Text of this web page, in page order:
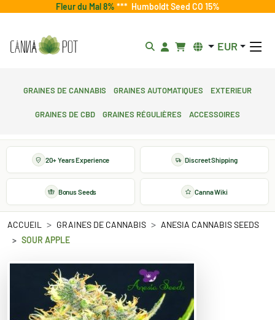
Fleur du Mal 8% *** Humboldt Seed CO 15%
EUR
Graines de cannabis Graines automatiques
Exterieur
Graines de CBD Graines régulières Accessoires
20+ Years Experience Discreet Shipping
Bonus Seeds Canna Wiki
ACCUEIL GRAINES DE CANNABIS
ANESIA CANNABIS SEEDS
SOUR APPLE